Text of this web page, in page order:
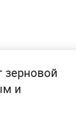
зерновой
и